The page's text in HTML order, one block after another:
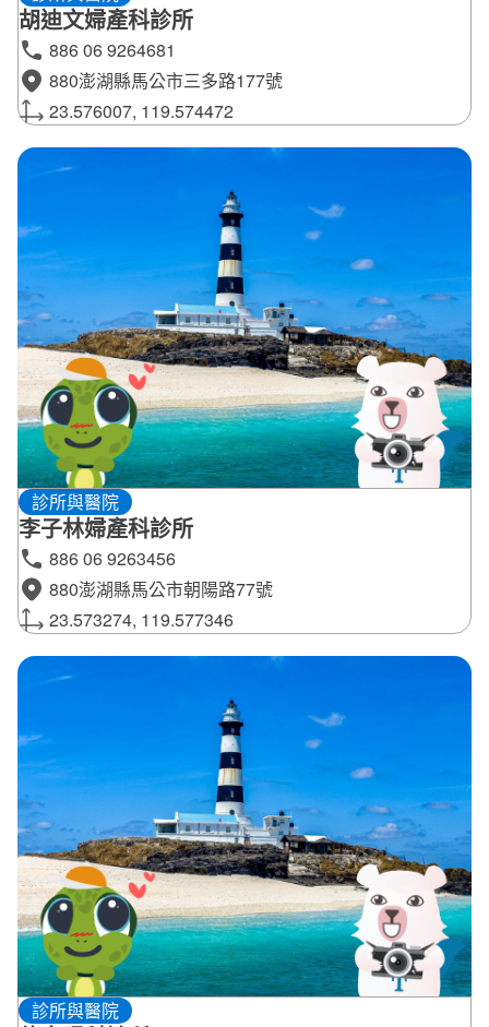
胡迪文婦產科診所
886 06 9264681
880澎湖縣馬公市三多路177號
23.576007, 119.574472
診所與醫院
李子林婦產科診所
886 06 9263456
880澎湖縣馬公市朝陽路77號
23.573274, 119.577346
診所與醫院